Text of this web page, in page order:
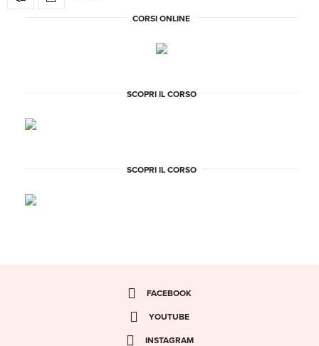
CORSI ONLINE
SCOPRI IL CORSO
SCOPRI IL CORSO
FACEBOOK
YOUTUBE
INSTAGRAM